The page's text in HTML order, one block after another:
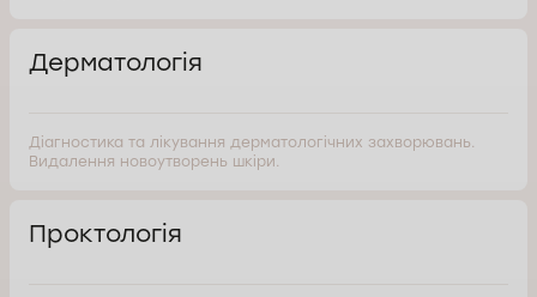
Дерматологія
Діагностика та лікування дерматологічних захворювань.
Видалення новоутворень шкіри.
Проктологія